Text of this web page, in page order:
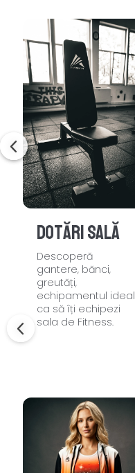
Dotări sală
Descoperă
gantere, bănci,
greutăți,
echipamentul ideal
ca să îți echipezi
sala de Fitness.